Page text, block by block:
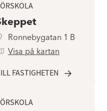
Ronnebygatan 1 B
Visa på kartan
FASTIGHETEN